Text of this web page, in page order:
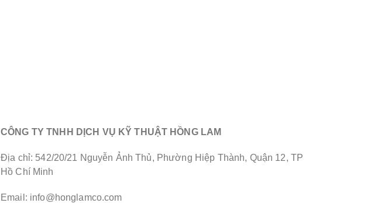
CÔNG TY TNHH DỊCH VỤ KỸ THUẬT HỒNG LAM
Địa chỉ: 542/20/21 Nguyễn Ảnh Thủ, Phường Hiệp Thành, Quận 12, TP
Hồ Chí Minh
Email: info@honglamco.com